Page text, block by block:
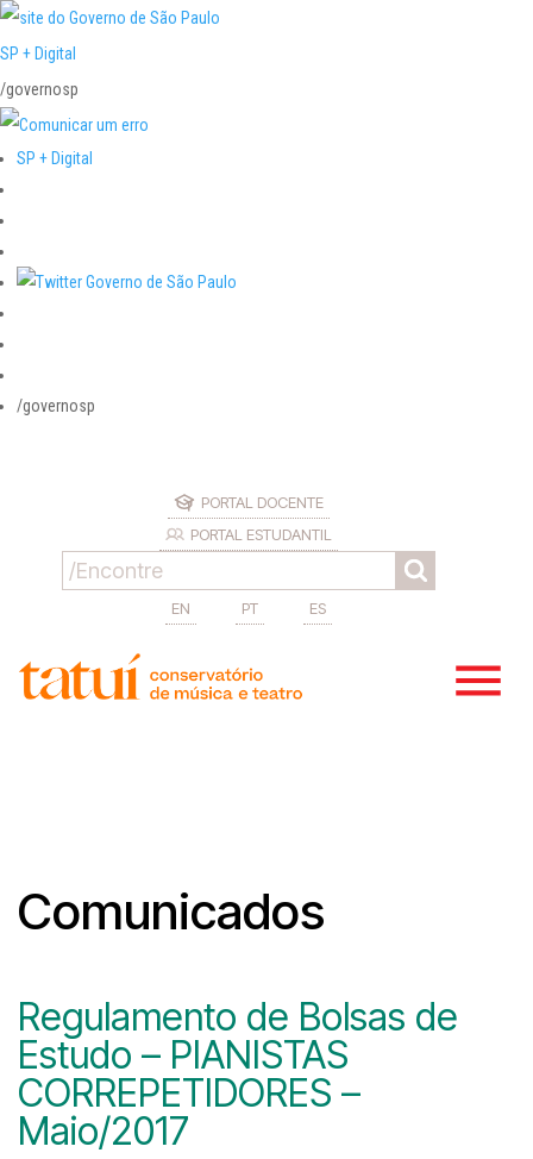
SP + Digital
/governosp
SP + Digital
/governosp
PORTAL DOCENTE
PORTAL ESTUDANTIL
EN PT ES
Comunicados
Regulamento de Bolsas de
Estudo – PIANISTAS
CORREPETIDORES –
Maio/2017